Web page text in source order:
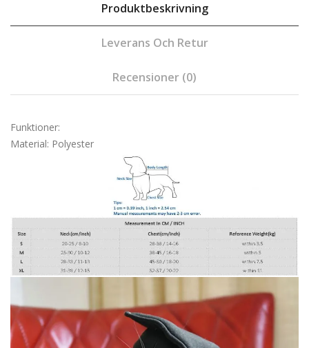
Produktbeskrivning
Leverans Och Retur
Recensioner (0)
Funktioner:
Material: Polyester